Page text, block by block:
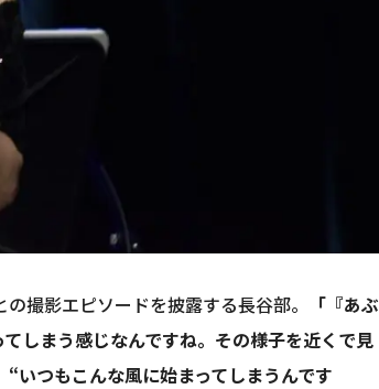
撮影エピソードを披露する長谷部。
「『あぶ
しまう感じなんですね。その様子を近くで見
いつもこんな風に始まってしまうんです